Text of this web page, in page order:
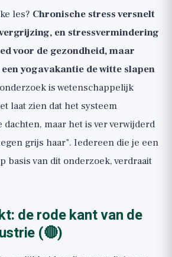
les? Chronische stress versnelt
en stressvermindering
voor de gezondheid, maar
yogavakantie de witte slapen
is wetenschappelijk
laat zien dat het systeem
maar het is ver verwijderd
grijs haar". Iedereen die je een
basis van dit onderzoek, verdraait
de rode kant van de
(🔴)